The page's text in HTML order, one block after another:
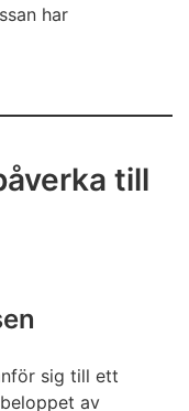
har
till
sig till ett
av